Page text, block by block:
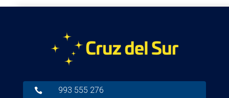
 993 555 276